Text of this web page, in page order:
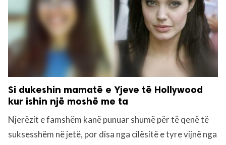
Si dukeshin mamatë e Yjeve të Hollywood
kur ishin një moshë me ta
Njerëzit e famshëm kanë punuar shumë për të qenë të
suksesshëm në jetë, por disa nga cilësitë e tyre vijnë nga